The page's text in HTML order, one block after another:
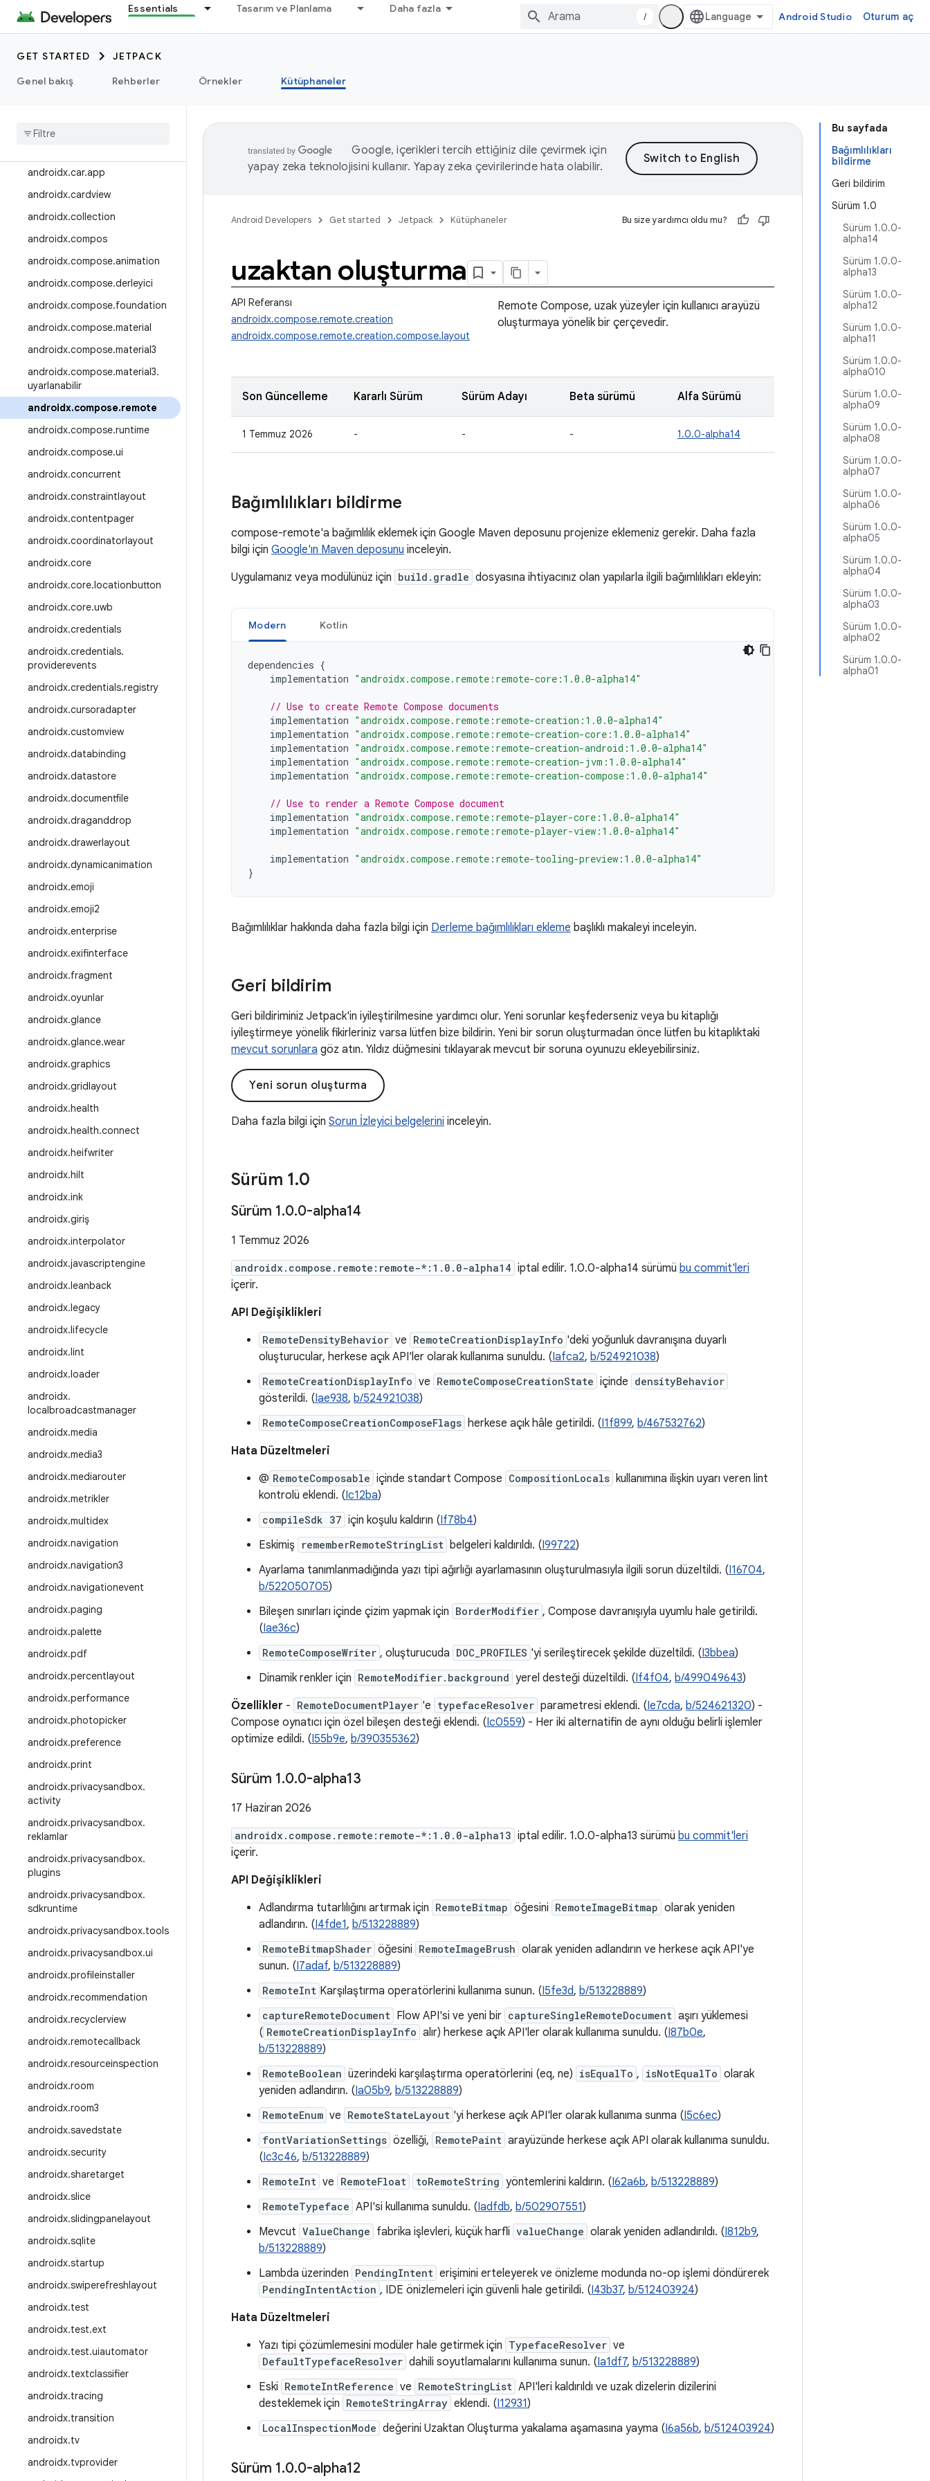
Essentials Tasarım ve Planlama Daha fazla
/ Android Studio Oturum aç
GET STARTED
JETPACK
Genel bakış
Rehberler Örnekler Kütüphaneler
androidx.browser
ationquery
androidx
androidx.car.app
androidx.cardview
androidx.collection
androidx.compos
androidx.compose.animation
androidx.compose.derleyici
androidx.compose.foundation
androidx.compose.material
androidx.compose.material3
androidx.compose.material3.
uyarlanabilir
androidx.compose.remote
androidx.compose.runtime
androidx.compose.ui
androidx.concurrent
androidx.constraintlayout
androidx.contentpager
androidx.coordinatorlayout
androidx.core
androidx.core.locationbutton
androidx.core.uwb
androidx.credentials
androidx.credentials.
providerevents
androidx.credentials.registry
androidx.cursoradapter
androidx.customview
androidx.databinding
androidx.datastore
androidx.documentfile
androidx.draganddrop
androidx.drawerlayout
androidx.dynamicanimation
androidx.emoji
androidx.emoji2
androidx.enterprise
androidx.exifinterface
androidx.fragment
androidx.oyunlar
androidx.glance
androidx.glance.wear
androidx.graphics
androidx.gridlayout
androidx.health
androidx.health.connect
androidx.heifwriter
androidx.hilt
androidx.ink
androidx.giriş
androidx.interpolator
androidx.javascriptengine
androidx.leanback
androidx.legacy
androidx.lifecycle
androidx.lint
androidx.loader
androidx.
localbroadcastmanager
androidx.media
androidx.media3
androidx.mediarouter
androidx.metrikler
androidx.multidex
androidx.navigation
androidx.navigation3
androidx.navigationevent
androidx.paging
androidx.palette
androidx.pdf
androidx.percentlayout
androidx.performance
androidx.photopicker
androidx.preference
androidx.print
androidx.privacysandbox.
activity
androidx.privacysandbox.
reklamlar
androidx.privacysandbox.
plugins
androidx.privacysandbox.
sdkruntime
androidx.privacysandbox.tools
androidx.privacysandbox.ui
androidx.profileinstaller
androidx.recommendation
androidx.recyclerview
androidx.remotecallback
androidx.resourceinspection
androidx.room
androidx.room3
androidx.savedstate
androidx.security
androidx.sharetarget
androidx.slice
androidx.slidingpanelayout
androidx.sqlite
androidx.startup
androidx.swiperefreshlayout
androidx.test
androidx.test.ext
androidx.test.uiautomator
androidx.textclassifier
androidx.tracing
androidx.transition
androidx.tv
androidx.tvprovider
Bu sayfada
Bağımlılıkları
bildirme
Geri bildirim
Sürüm 1.0
Sürüm 1.0.0-
alpha14
Sürüm 1.0.0-
alpha13
Sürüm 1.0.0-
alpha12
Sürüm 1.0.0-
alpha11
Sürüm 1.0.0-
alpha010
Sürüm 1.0.0-
alpha09
Sürüm 1.0.0-
alpha08
Sürüm 1.0.0-
alpha07
Sürüm 1.0.0-
alpha06
Sürüm 1.0.0-
alpha05
Sürüm 1.0.0-
alpha04
Sürüm 1.0.0-
alpha03
Sürüm 1.0.0-
alpha02
Sürüm 1.0.0-
alpha01
Google, içerikleri tercih ettiğiniz dile çevirmek için
yapay zeka teknolojisini kullanır. Yapay zeka çevirilerinde hata olabilir.
Android Developers Get started Jetpack Kütüphaneler Bu size yardımcı oldu mu?
uzaktan oluşturma
API Referansı
androidx.compose.remote.creation
androidx.compose.remote.creation.compose.layout
Remote Compose, uzak yüzeyler için kullanıcı arayüzü
oluşturmaya yönelik bir çerçevedir.
Son Güncelleme Kararlı Sürüm Sürüm Adayı Beta sürümü Alfa Sürümü
1 Temmuz 2026 - - - 1.0.0-alpha14
Bağımlılıkları bildirme
compose-remote'a bağımlılık eklemek için Google Maven deposunu projenize eklemeniz gerekir. Daha fazla
bilgi için Google'ın Maven deposunu inceleyin.
Uygulamanız veya modülünüz için build.gradle dosyasına ihtiyacınız olan yapılarla ilgili bağımlılıkları ekleyin:
Modern Kotlin
dependencies {
implementation "androidx.compose.remote:remote-core:1.0.0-alpha14"
// Use to create Remote Compose documents
implementation "androidx.compose.remote:remote-creation:1.0.0-alpha14"
implementation "androidx.compose.remote:remote-creation-core:1.0.0-alpha14"
implementation "androidx.compose.remote:remote-creation-android:1.0.0-alpha14"
implementation "androidx.compose.remote:remote-creation-jvm:1.0.0-alpha14"
implementation "androidx.compose.remote:remote-creation-compose:1.0.0-alpha14"
// Use to render a Remote Compose document
implementation "androidx.compose.remote:remote-player-core:1.0.0-alpha14"
implementation "androidx.compose.remote:remote-player-view:1.0.0-alpha14"
implementation "androidx.compose.remote:remote-tooling-preview:1.0.0-alpha14"
}
Bağımlılıklar hakkında daha fazla bilgi için Derleme bağımlılıkları ekleme başlıklı makaleyi inceleyin.
Geri bildirim
Geri bildiriminiz Jetpack'in iyileştirilmesine yardımcı olur. Yeni sorunlar keşfederseniz veya bu kitaplığı
iyileştirmeye yönelik fikirleriniz varsa lütfen bize bildirin. Yeni bir sorun oluşturmadan önce lütfen bu kitaplıktaki
mevcut sorunlara göz atın. Yıldız düğmesini tıklayarak mevcut bir soruna oyunuzu ekleyebilirsiniz.
Yeni sorun oluşturma
Daha fazla bilgi için Sorun İzleyici belgelerini inceleyin.
Sürüm 1.0
Sürüm 1.0.0-alpha14
1 Temmuz 2026
androidx.compose.remote:remote-*:1.0.0-alpha14 iptal edilir. 1.0.0-alpha14 sürümü bu commit'leri
içerir.
API Değişiklikleri
RemoteDensityBehavior ve RemoteCreationDisplayInfo 'deki yoğunluk davranışına duyarlı
oluşturucular, herkese açık API'ler olarak kullanıma sunuldu. (Iafca2, b/524921038)
RemoteCreationDisplayInfo ve RemoteComposeCreationState içinde densityBehavior
gösterildi. (Iae938, b/524921038)
RemoteComposeCreationComposeFlags herkese açık hâle getirildi. (I1f899, b/467532762)
Hata Düzeltmeleri
@ RemoteComposable içinde standart Compose CompositionLocals kullanımına ilişkin uyarı veren lint
kontrolü eklendi. (Ic12ba)
compileSdk 37 için koşulu kaldırın (If78b4)
Eskimiş rememberRemoteStringList belgeleri kaldırıldı. (I99722)
Ayarlama tanımlanmadığında yazı tipi ağırlığı ayarlamasının oluşturulmasıyla ilgili sorun düzeltildi. (I16704,
b/522050705)
Bileşen sınırları içinde çizim yapmak için BorderModifier , Compose davranışıyla uyumlu hale getirildi.
(Iae36c)
RemoteComposeWriter , oluşturucuda DOC_PROFILES 'yi serileştirecek şekilde düzeltildi. (I3bbea)
Dinamik renkler için RemoteModifier.background yerel desteği düzeltildi. (If4f04, b/499049643)
Özellikler - RemoteDocumentPlayer 'e typefaceResolver parametresi eklendi. (Ie7cda, b/524621320) -
Compose oynatıcı için özel bileşen desteği eklendi. (Ic0559) - Her iki alternatifin de aynı olduğu belirli işlemler
optimize edildi. (I55b9e, b/390355362)
Sürüm 1.0.0-alpha13
17 Haziran 2026
androidx.compose.remote:remote-*:1.0.0-alpha13 iptal edilir. 1.0.0-alpha13 sürümü bu commit'leri
içerir.
API Değişiklikleri
Adlandırma tutarlılığını artırmak için RemoteBitmap öğesini RemoteImageBitmap olarak yeniden
adlandırın. (I4fde1, b/513228889)
RemoteBitmapShader öğesini RemoteImageBrush olarak yeniden adlandırın ve herkese açık API'ye
sunun. (I7adaf, b/513228889)
RemoteInt Karşılaştırma operatörlerini kullanıma sunun. (I5fe3d, b/513228889)
captureRemoteDocument Flow API'si ve yeni bir captureSingleRemoteDocument aşırı yüklemesi
( RemoteCreationDisplayInfo alır) herkese açık API'ler olarak kullanıma sunuldu. (I87b0e,
b/513228889)
RemoteBoolean üzerindeki karşılaştırma operatörlerini (eq, ne) isEqualTo , isNotEqualTo olarak
yeniden adlandırın. (Ia05b9, b/513228889)
RemoteEnum ve RemoteStateLayout 'yi herkese açık API'ler olarak kullanıma sunma (I5c6ec)
fontVariationSettings özelliği, RemotePaint arayüzünde herkese açık API olarak kullanıma sunuldu.
(Ic3c46, b/513228889)
RemoteInt ve RemoteFloat toRemoteString yöntemlerini kaldırın. (I62a6b, b/513228889)
RemoteTypeface API'si kullanıma sunuldu. (Iadfdb, b/502907551)
Mevcut ValueChange fabrika işlevleri, küçük harfli valueChange olarak yeniden adlandırıldı. (I812b9,
b/513228889)
Lambda üzerinden PendingIntent erişimini erteleyerek ve önizleme modunda no-op işlemi döndürerek
PendingIntentAction , IDE önizlemeleri için güvenli hale getirildi. (I43b37, b/512403924)
Hata Düzeltmeleri
Yazı tipi çözümlemesini modüler hale getirmek için TypefaceResolver ve
DefaultTypefaceResolver dahili soyutlamalarını kullanıma sunun. (Ia1df7, b/513228889)
Eski RemoteIntReference ve RemoteStringList API'leri kaldırıldı ve uzak dizelerin dizilerini
desteklemek için RemoteStringArray eklendi. (I12931)
LocalInspectionMode değerini Uzaktan Oluşturma yakalama aşamasına yayma (I6a56b, b/512403924)
Sürüm 1.0.0-alpha12